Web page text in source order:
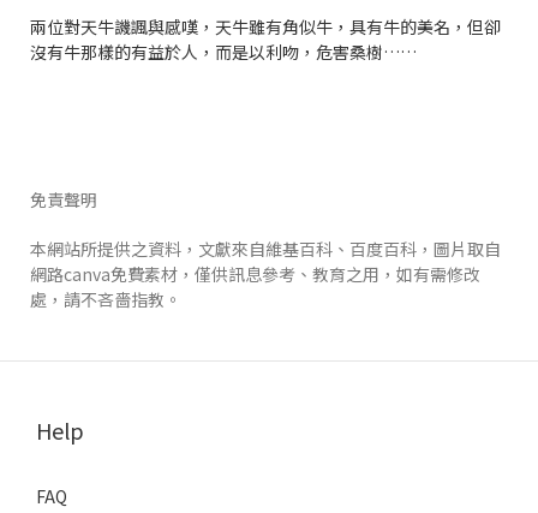
兩位對天牛譏諷與感嘆，天牛雖有角似牛，具有牛的美名，但卻
沒有牛那樣的有益於人，而是以利吻，危害桑樹……
免責聲明
本網站所提供之資料，文獻來自維基百科 、 百度百科，圖片取自
網路canva免費素材， 僅供訊息參考、教育之用，如有需修改
處，請不吝嗇指教。
Help
FAQ